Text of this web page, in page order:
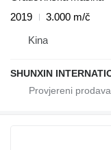
2019
3.000 m/č
Kina
SHUNXIN